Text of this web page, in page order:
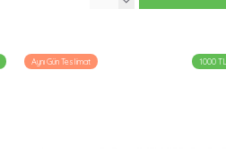
Aynı Gün Teslimat 1000